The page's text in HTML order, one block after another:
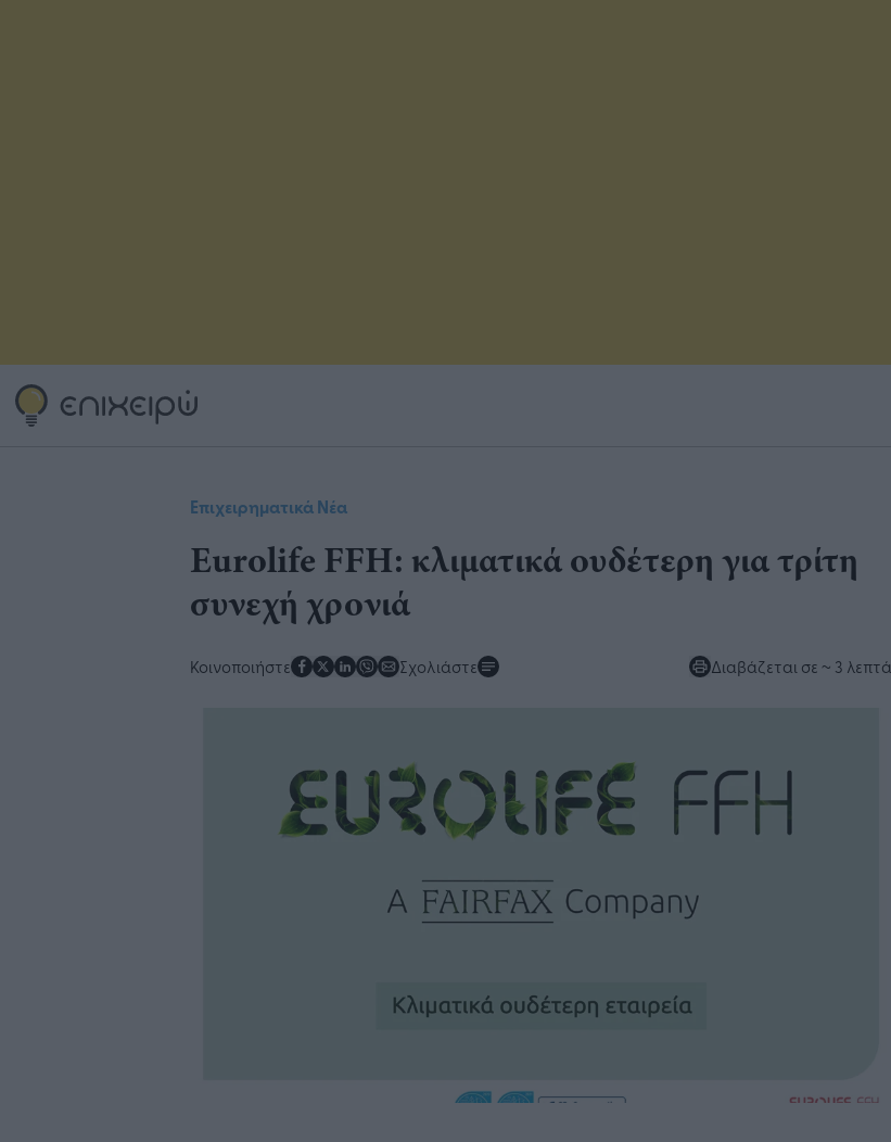
Επιχειρηματικά Νέα
Eurolife FFH: κλιματικά ουδέτερη για τρίτη
συνεχή χρονιά
Κοινοποιήστε Σχολιάστε Διαβάζεται σε ~ 3 λεπτά